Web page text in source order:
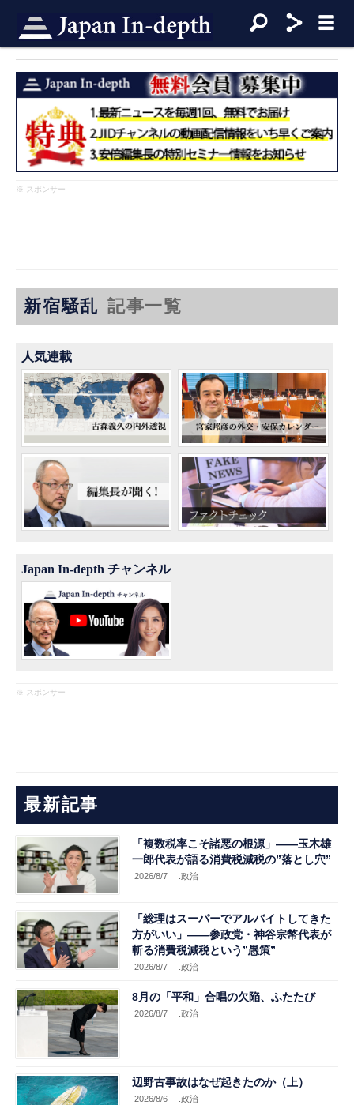
※ スポンサー
新宿騒乱 記事一覧
人気連載
Japan In-depth チャンネル
※ スポンサー
最新記事
「複数税率こそ諸悪の根源」――玉木雄
一郎代表が語る消費税減税の”落とし穴”
2026/8/7 .政治
「総理はスーパーでアルバイトしてきた
方がいい」――参政党・神谷宗幣代表が
斬る消費税減税という”愚策”
2026/8/7 .政治
8月の「平和」合唱の欠陥、ふたたび
2026/8/7 .政治
辺野古事故はなぜ起きたのか（上）
2026/8/6 .政治